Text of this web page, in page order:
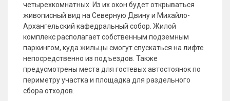
четырехкомнатных. Из их окон будет открываться
живописный вид на Северную Двину и Михайло-
Архангельский кафедральный собор. Жилой
комплекс располагает собственным подземным
паркингом, куда жильцы смогут спускаться на лифте
непосредственно из подъездов. Также
предусмотрены места для гостевых автостоянок по
периметру участка и площадка для раздельного
сбора отходов.